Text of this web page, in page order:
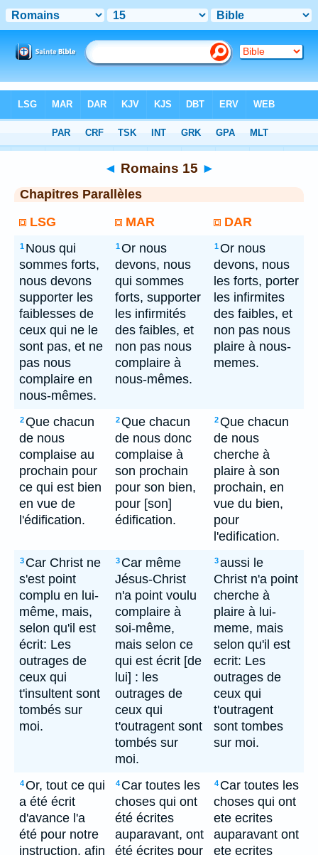
◄ Romains 15 ►
Chapitres Parallèles
LSG
MAR DAR
1 Nous qui
sommes forts,
nous devons
supporter les
faiblesses de
ceux qui ne le
sont pas, et ne
pas nous
complaire en
nous-mêmes.
1Or nous
devons, nous
qui sommes
forts, supporter
les infirmités
des faibles, et
non pas nous
complaire à
nous-mêmes.
1Or nous
devons, nous
les forts, porter
les infirmites
des faibles, et
non pas nous
plaire à nous-
memes.
2Que chacun
de nous
complaise au
prochain pour
ce qui est bien
en vue de
l'édification.
2Que chacun
de nous donc
complaise à
son prochain
pour son bien,
pour [son]
édification.
2Que chacun
de nous
cherche à
plaire à son
prochain, en
vue du bien,
pour
l'edification.
3 Car Christ ne
s'est point
complu en lui-
même, mais,
selon qu'il est
écrit: Les
outrages de
ceux qui
t'insultent sont
tombés sur
moi.
3 Car même
Jésus-Christ
n'a point voulu
complaire à
soi-même,
mais selon ce
qui est écrit [de
lui] : les
outrages de
ceux qui
t'outragent sont
tombés sur
moi.
3aussi le
Christ n'a point
cherche à
plaire à lui-
meme, mais
selon qu'il est
ecrit: Les
outrages de
ceux qui
t'outragent
sont tombes
sur moi.
4Or, tout ce qui
a été écrit
d'avance l'a
été pour notre
instruction, afin
4 Car toutes les
choses qui ont
été écrites
auparavant, ont
été écrites pour
4 Car toutes les
choses qui ont
ete ecrites
auparavant ont
ete ecrites